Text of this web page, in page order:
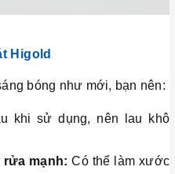
Higold
bóng như mới, bạn nên:
khi sử dụng, nên lau khô
mạnh: Có thể làm xước